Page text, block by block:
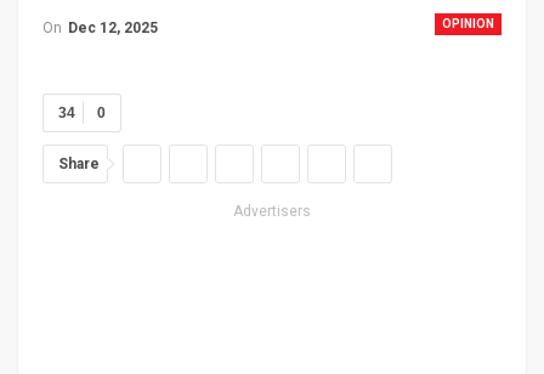
OPINION
On Dec 12, 2025
0
34
Share
Advertisers